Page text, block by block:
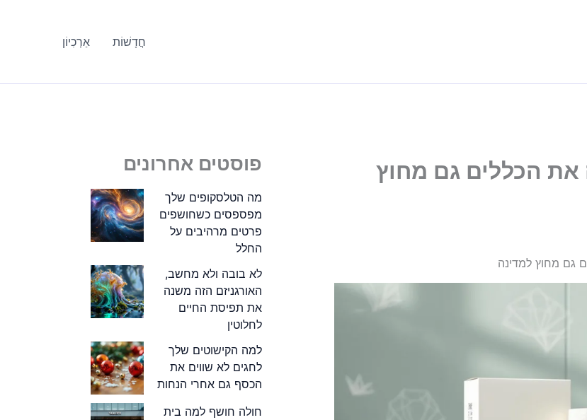
חֲדָשׁוֹת
אַרְכִיוֹן
את הכללים גם מחוץ
גם מחוץ למדינה
פוסטים אחרונים
מה הטלסקופים שלך
מפספסים כשחושפים
פרטים מרהיבים על
החלל
לא בובה ולא מחשב,
האורגניזם הזה משנה
את תפיסת החיים
לחלוטין
למה הקישוטים שלך
לחגים לא שווים את
הכסף גם אחרי הנחות
חולה חושף למה בית